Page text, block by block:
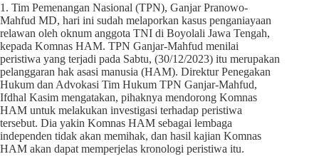
1. Tim Pemenangan Nasional (TPN), Ganjar Pranowo-
Mahfud MD, hari ini sudah melaporkan kasus penganiayaan
relawan oleh oknum anggota TNI di Boyolali Jawa Tengah,
kepada Komnas HAM. TPN Ganjar-Mahfud menilai
peristiwa yang terjadi pada Sabtu, (30/12/2023) itu merupakan
pelanggaran hak asasi manusia (HAM). Direktur Penegakan
Hukum dan Advokasi Tim Hukum TPN Ganjar-Mahfud,
Ifdhal Kasim mengatakan, pihaknya mendorong Komnas
HAM untuk melakukan investigasi terhadap peristiwa
tersebut. Dia yakin Komnas HAM sebagai lembaga
independen tidak akan memihak, dan hasil kajian Komnas
HAM akan dapat memperjelas kronologi peristiwa itu.